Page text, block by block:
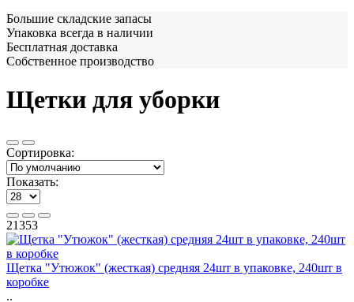
Большие складские запасы
Упаковка всегда в наличии
Бесплатная доставка
Собственное производство
Щетки для уборки
Сортировка:
Показать:
21353
Щетка "Утюжок" (жесткая) средняя 24шт в упаковке, 240шт в
коробке
..